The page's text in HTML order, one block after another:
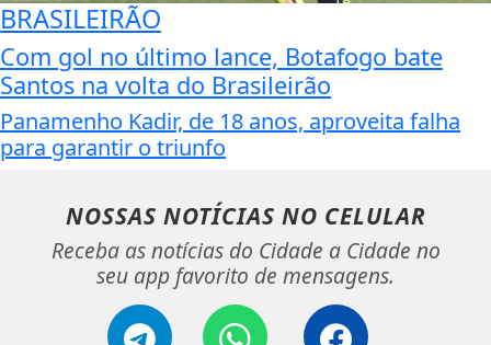
BRASILEIRÃO
Com gol no último lance, Botafogo bate
Santos na volta do Brasileirão
Panamenho Kadir, de 18 anos, aproveita falha
para garantir o triunfo
NOSSAS NOTÍCIAS NO CELULAR
Receba as notícias do Cidade a Cidade no
seu app favorito de mensagens.